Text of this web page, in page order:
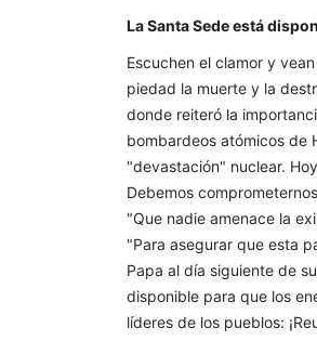
La Santa Sede está
Escuchen el clamor y
piedad la muerte y la
donde reiteró la
bombardeos atómicos de
"devastación" nuclear.
Debemos
"Que nadie amenace la
"Para asegurar que esta
Papa al día siguiente de
disponible para que los
líderes de los pueblos: